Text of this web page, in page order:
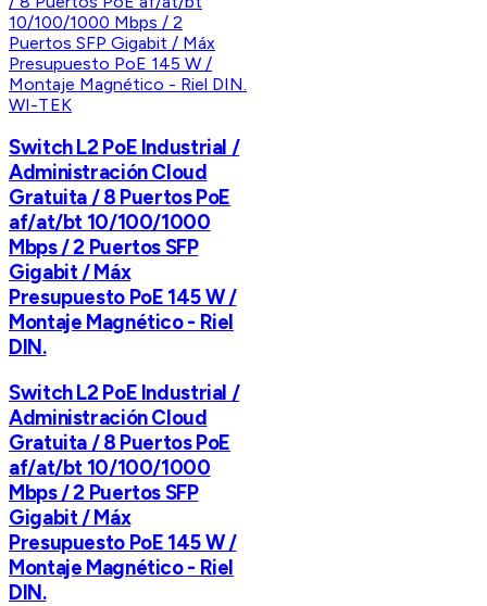
WI-TEK
Switch L2 PoE Industrial /
Administración Cloud
Gratuita / 8 Puertos PoE
af/at/bt 10/100/1000
Mbps / 2 Puertos SFP
Gigabit / Máx
Presupuesto PoE 145 W /
Montaje Magnético - Riel
DIN.
Switch L2 PoE Industrial /
Administración Cloud
Gratuita / 8 Puertos PoE
af/at/bt 10/100/1000
Mbps / 2 Puertos SFP
Gigabit / Máx
Presupuesto PoE 145 W /
Montaje Magnético - Riel
DIN.